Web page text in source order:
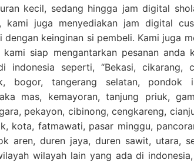
kecil, sedang hingga jam digital
kami juga menyediakan jam digital
dengan keinginan si pembeli. Kami juga
kami siap mengantarkan pesanan anda
indonesia seperti, “Bekasi, cikarang,
bogor, tangerang selatan, pondok
mas, kemayoran, tanjung priuk,
pekayon, cibinong, cengkareng,
kota, fatmawati, pasar minggu,
aren, duren jaya, duren sawit, utara,
wilayah lain yang ada di